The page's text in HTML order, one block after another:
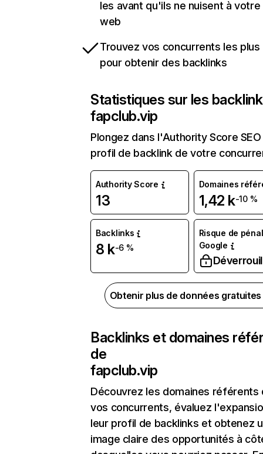
les avant qu'ils ne nuisent à
web
Trouvez vos concurrents les
pour obtenir des backlinks
Statistiques sur les
fapclub.vip
Plongez dans l'Authority Score
profil de backlink de votre
Authority Score
13
Domaines
1,42 k-10 %
Backlinks
8 k-6 %
Risque de
Google
Obtenir plus de données
Backlinks et domaines
de
fapclub.vip
Découvrez les domaines référents
vos concurrents, évaluez
leur profil de backlinks et obtenez
image claire des opportunités à